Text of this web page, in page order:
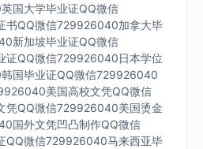
国大学毕业证QQ微信
书QQ微信729926040加拿大毕
新加坡毕业证QQ微信
证QQ微信729926040日本学位
国毕业证QQ微信729926040
美国高校文凭QQ微信
凭QQ微信729926040美国烫金
国外文凭凹凸制作QQ微信
QQ微信729926040马来西亚毕